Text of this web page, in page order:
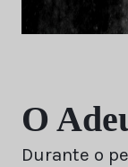
O
Durante o